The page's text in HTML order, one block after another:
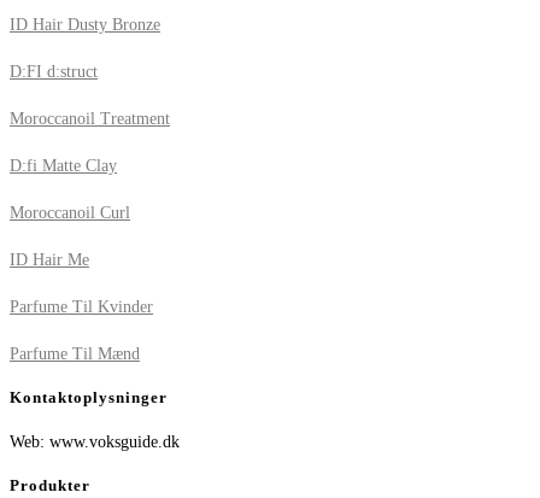
ID Hair Dusty Bronze
D:FI d:struct
Moroccanoil Treatment
D:fi Matte Clay
Moroccanoil Curl
ID Hair Me
Parfume Til Kvinder
Parfume Til Mænd
Kontaktoplysninger
Web: www.voksguide.dk
Produkter